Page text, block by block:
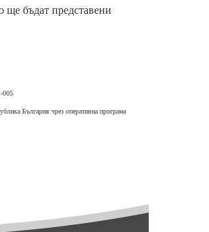
ще бъдат представени
005
България чрез оперативна програма